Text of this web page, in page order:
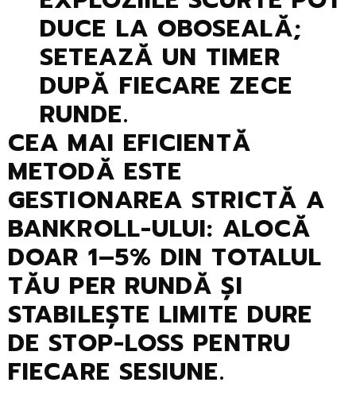
DUCE LA OBOSEALĂ;
SETEAZĂ UN TIMER
DUPĂ FIECARE ZECE
RUNDE.
CEA MAI EFICIENTĂ
METODĂ ESTE
GESTIONAREA STRICTĂ A
BANKROLL-ULUI: ALOCĂ
DOAR 1–5% DIN TOTALUL
TĂU PER RUNDĂ ȘI
STABILEȘTE LIMITE DURE
DE STOP-LOSS PENTRU
FIECARE SESIUNE.